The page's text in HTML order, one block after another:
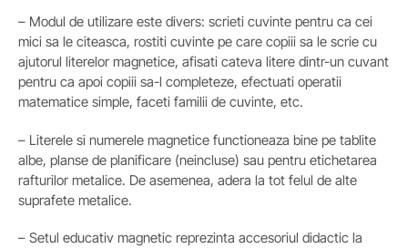
– Modul de utilizare este divers: scrieti cuvinte pentru ca cei
mici sa le citeasca, rostiti cuvinte pe care copiii sa le scrie cu
ajutorul literelor magnetice, afisati cateva litere dintr-un cuvant
pentru ca apoi copiii sa-l completeze, efectuati operatii
matematice simple, faceti familii de cuvinte, etc.
– Literele si numerele magnetice functioneaza bine pe tablite
albe, planse de planificare (neincluse) sau pentru etichetarea
rafturilor metalice. De asemenea, adera la tot felul de alte
suprafete metalice.
– Setul educativ magnetic reprezinta accesoriul didactic la